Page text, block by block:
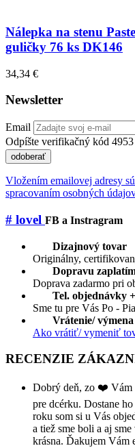
Nálepka na stenu
guličky 76 ks DK146
34,34 €
Newsletter
Email
Odpíšte verifikačný kód 4953
odoberať
Vložením emailovej adresy
spracovaním osobných
# lovel FB a Instragram
Dizajnový tovar
Originálny,
Dopravu
Doprava zadarmo pri
Tel. objednávky
Sme tu pre Vás Po -
Vrátenie/
Ako vrátiť/ vymeniť
RECENZIE
Dobrý deň, zo ❤️ Vám
pre dcérku. Dostane
roku som si u Vás
a tiež sme boli a aj
krásna. Ďakujem Vám